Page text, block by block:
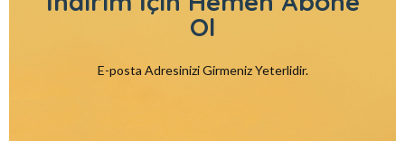
Ol
E-posta Adresinizi Girmeniz Yeterlidir.